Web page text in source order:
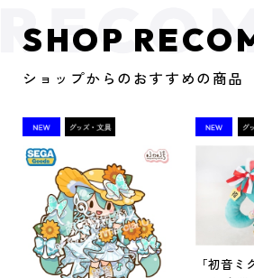
SHOP
ショップからのおすすめの商品
「初音